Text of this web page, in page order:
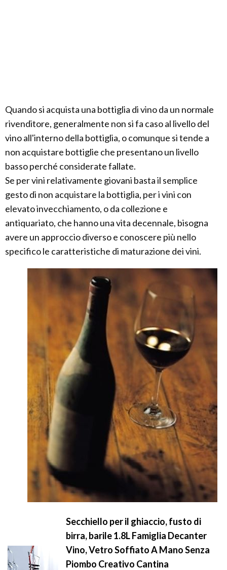
Quando si acquista una bottiglia di vino da un normale
rivenditore, generalmente non si fa caso al livello del
vino all'interno della bottiglia, o comunque si tende a
non acquistare bottiglie che presentano un livello
basso perché considerate fallate.
Se per vini relativamente giovani basta il semplice
gesto di non acquistare la bottiglia, per i vini con
elevato invecchiamento, o da collezione e
antiquariato, che hanno una vita decennale, bisogna
avere un approccio diverso e conoscere più nello
specifico le caratteristiche di maturazione dei vini.
Secchiello per il ghiaccio, fusto di
birra, barile 1.8L Famiglia Decanter
Vino, Vetro Soffiato A Mano Senza
Piombo Creativo Cantina